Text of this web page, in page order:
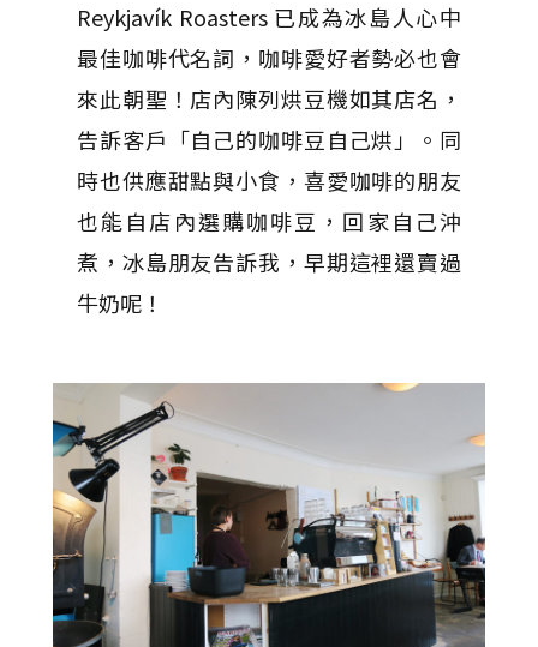
Reykjavík Roasters 已成為冰島人心中
最佳咖啡代名詞，咖啡愛好者勢必也會
來此朝聖！店內陳列烘豆機如其店名，
告訴客戶「自己的咖啡豆自己烘」。同
時也供應甜點與小食，喜愛咖啡的朋友
也能自店內選購咖啡豆，回家自己沖
煮，冰島朋友告訴我，早期這裡還賣過
牛奶呢！